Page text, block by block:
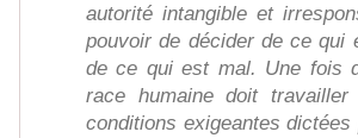
autorité intangible et
pouvoir de décider de ce qui
de ce qui est mal. Une fois
race humaine doit travailler
conditions exigeantes